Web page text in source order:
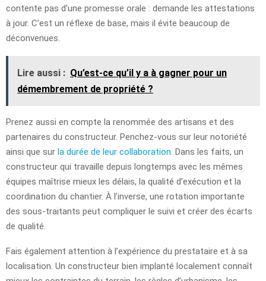
contente pas d’une promesse orale : demande les attestations
à jour. C’est un réflexe de base, mais il évite beaucoup de
déconvenues.
Lire aussi : Qu’est-ce qu’il y a à gagner pour un
démembrement de propriété ?
Prenez aussi en compte la renommée des artisans et des
partenaires du constructeur. Penchez-vous sur leur notoriété
ainsi que sur la durée de leur collaboration . Dans les faits, un
constructeur qui travaille depuis longtemps avec les mêmes
équipes maîtrise mieux les délais, la qualité d’exécution et la
coordination du chantier. À l’inverse, une rotation importante
des sous-traitants peut compliquer le suivi et créer des écarts
de qualité.
Fais également attention à l’expérience du prestataire et à sa
localisation. Un constructeur bien implanté localement connaît